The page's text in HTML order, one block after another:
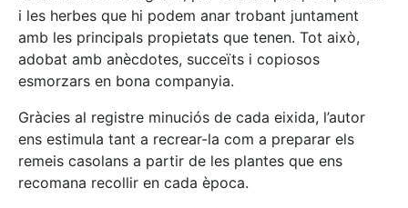
i les herbes que hi podem anar trobant juntament
amb les principals propietats que tenen. Tot això,
adobat amb anècdotes, succeïts i copiosos
esmorzars en bona companyia.
Gràcies al registre minuciós de cada eixida, l’autor
ens estimula tant a recrear-la com a preparar els
remeis casolans a partir de les plantes que ens
recomana recollir en cada època.